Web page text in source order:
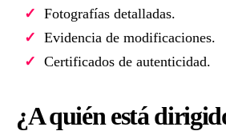
Fotografías detalladas.
Evidencia de modificaciones.
Certificados de autenticidad.
¿A quién está